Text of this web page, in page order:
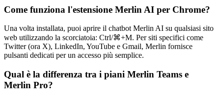
Come funziona l'estensione Merlin AI per Chrome?
Una volta installata, puoi aprire il chatbot Merlin AI su qualsiasi sito
web utilizzando la scorciatoia: Ctrl/⌘+M. Per siti specifici come
Twitter (ora X), LinkedIn, YouTube e Gmail, Merlin fornisce
pulsanti dedicati per un accesso più semplice.
Qual è la differenza tra i piani Merlin Teams e
Merlin Pro?